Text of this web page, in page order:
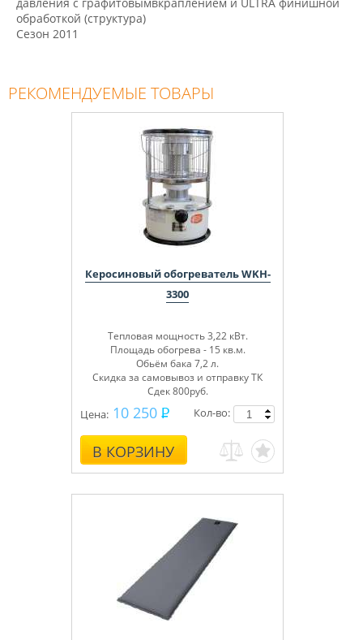
обработкой (структура)
Сезон 2011
РЕКОМЕНДУЕМЫЕ ТОВАРЫ
Керосиновый обогреватель WKH-
3300
Тепловая мощность 3,22 кВт.
Площадь обогрева - 15 кв.м.
Обьём бака 7,2 л.
Скидка за самовывоз и отправку ТК
Сдек 800руб.
Цена: 10 250
В КОРЗИНУ
Кол-во: